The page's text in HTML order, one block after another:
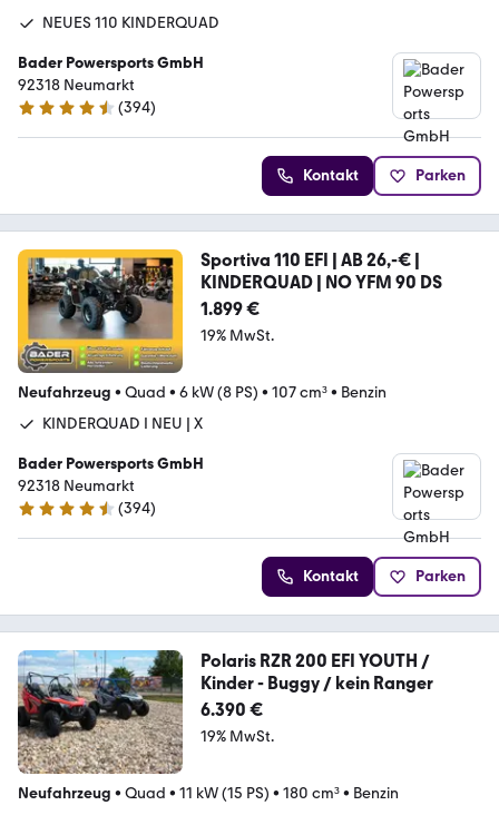
NEUES 110 KINDERQUAD
Bader Powersports GmbH
92318 Neumarkt
4.6 Sterne
(394)
Kontakt Parken
Sportiva 110 EFI | AB 26,-€ |
KINDERQUAD | NO YFM 90 DS
1.899 €
19% MwSt.
Neufahrzeug • Quad • 6 kW (8 PS) • 107 cm³• Benzin
KINDERQUAD I NEU | X
Bader Powersports GmbH
92318 Neumarkt
4.6 Sterne
(394)
Kontakt Parken
Polaris RZR 200 EFI YOUTH /
Kinder - Buggy / kein Ranger
6.390 €
19% MwSt.
Neufahrzeug • Quad • 11 kW (15 PS) • 180 cm³• Benzin